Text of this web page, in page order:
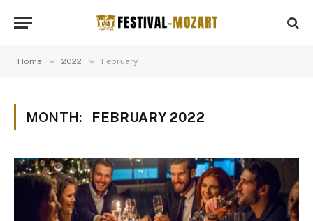
Home » 2022 » February
MONTH: FEBRUARY 2022